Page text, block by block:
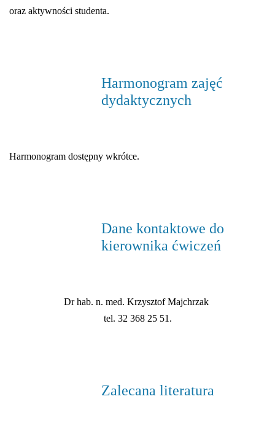
oraz aktywności studenta.
Harmonogram zajęć
dydaktycznych
Harmonogram dostępny wkrótce.
Dane kontaktowe do
kierownika ćwiczeń
Dr hab. n. med. Krzysztof Majchrzak
tel. 32 368 25 51.
Zalecana literatura